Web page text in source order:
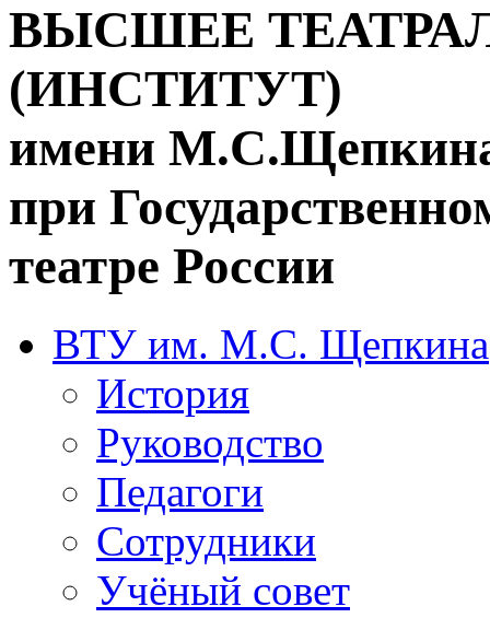
ВЫСШЕЕ
(ИНСТИТУТ)
имени
при
театре России
ВТУ им. М.С. Щепкина
История
Руководство
Педагоги
Сотрудники
Учёный совет